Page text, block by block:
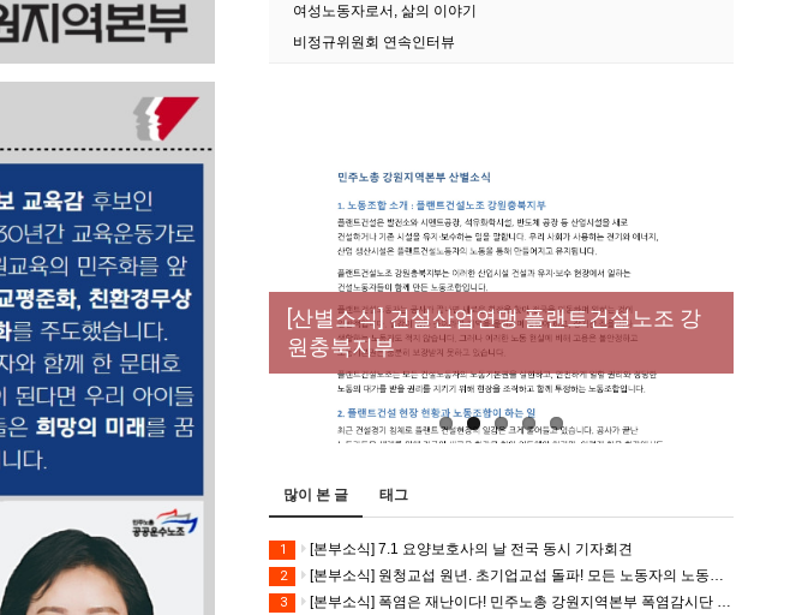
여성노동자로서, 삶의 이야기
비정규위원회 연속인터뷰
[성명] 막을 수 있었던 죽음, HL만도가 책임져
라 : 청년노동자 사망사고의 철저한 진상규명
과 재발방지 대책 마련하라
[산별소식] 건설산업연맹 플랜트건설노조 강
원충북지부
[강릉,속초,원주,춘천] 폭염감시단 사업 이모저
모
[조합원☆인터뷰] 서비스연맹 전국학교비정
규직노동조합 강원지부 김유미 춘천지회장
[본부소식] 강원지역 노동자 합창단 모임
많이 본 글 태그
1 [본부소식] 7.1 요양보호사의 날 전국 동시 기자회견
2 [본부소식] 원청교섭 원년. 초기업교섭 돌파! 모든 노동자의 노동기본권 쟁취! 민주노총 7.15 총파업대회
3 [본부소식] 폭염은 재난이다! 민주노총 강원지역본부 폭염감시단 선포 기자회견